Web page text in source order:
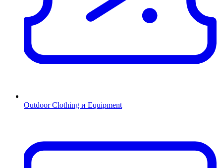
Outdoor Clothing и Equipment